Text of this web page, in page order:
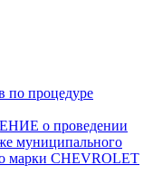
процедуре
о проведении
муниципального
марки CHEVROLET